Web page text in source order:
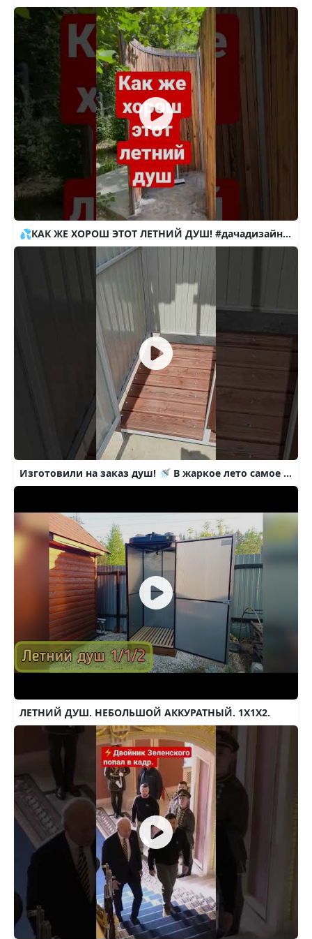
💦КАК ЖЕ ХОРОШ ЭТОТ ЛЕТНИЙ ДУШ! #дачадизайн #летнийдуш
Изготовили на заказ душ! 🚿 В жаркое лето самое то 👍
ЛЕТНИЙ ДУШ. НЕБОЛЬШОЙ АККУРАТНЫЙ. 1Х1Х2.